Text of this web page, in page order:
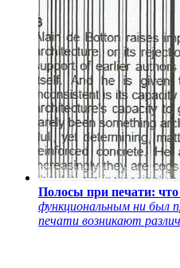
Полосы при печати: что
функциональным ни был
печати возникают